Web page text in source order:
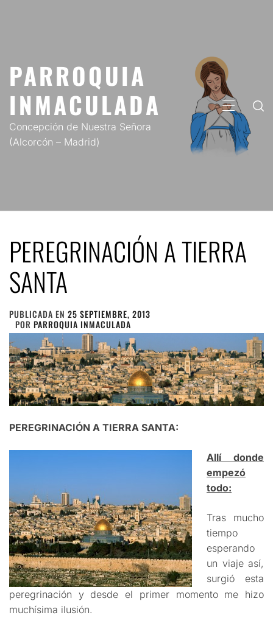
PARROQUIA
INMACULADA
Concepción de Nuestra Señora
(Alcorcón – Madrid)
MENÚ
PEREGRINACIÓN A TIERRA
SANTA
PUBLICADA EN 25 SEPTIEMBRE, 2013
POR PARROQUIA INMACULADA
PEREGRINACIÓN A TIERRA SANTA:
Allí donde
empezó
todo:
Tras mucho
tiempo
esperando
un viaje así,
surgió esta
peregrinación y desde el primer momento me hizo
muchísima ilusión.